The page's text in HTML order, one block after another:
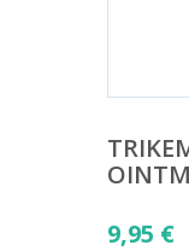
9,95 €